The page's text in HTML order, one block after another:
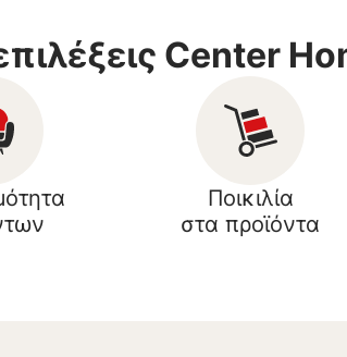
Center
Ποικιλία
στα προϊόντα